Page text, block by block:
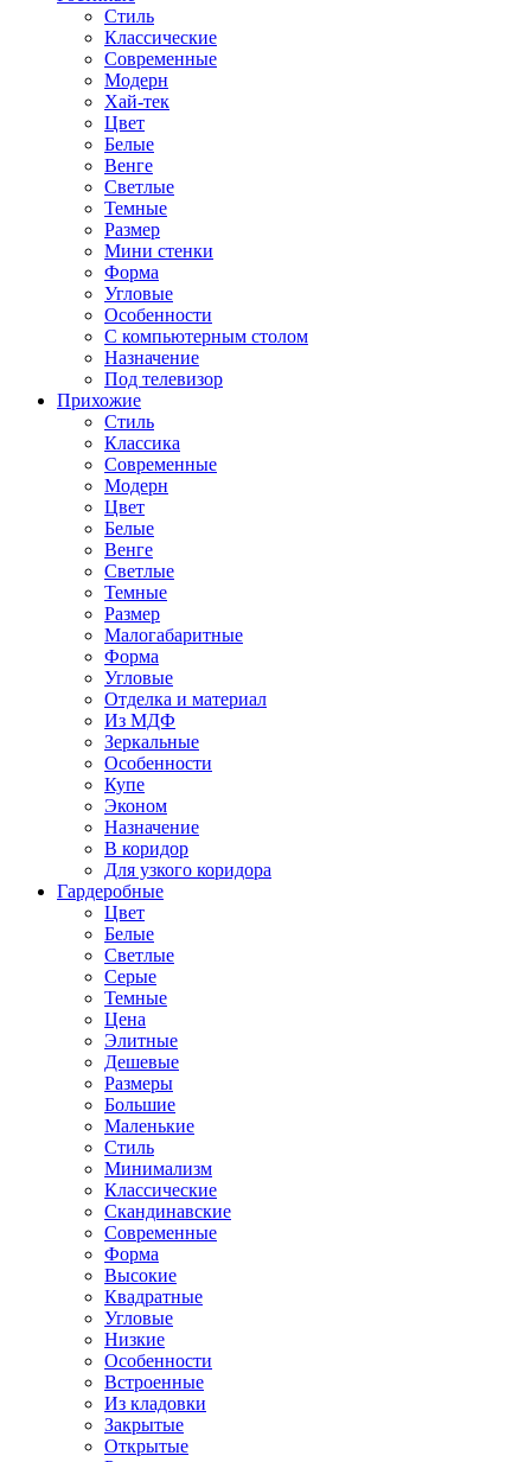
Стиль
Классические
Современные
Модерн
Хай-тек
Цвет
Белые
Венге
Светлые
Темные
Размер
Мини стенки
Форма
Угловые
Особенности
С компьютерным столом
Назначение
Под телевизор
Прихожие
Стиль
Классика
Современные
Модерн
Цвет
Белые
Венге
Светлые
Темные
Размер
Малогабаритные
Форма
Угловые
Отделка и материал
Из МДФ
Зеркальные
Особенности
Купе
Эконом
Назначение
В коридор
Для узкого коридора
Гардеробные
Цвет
Белые
Светлые
Серые
Темные
Цена
Элитные
Дешевые
Размеры
Большие
Маленькие
Стиль
Минимализм
Классические
Скандинавские
Современные
Форма
Высокие
Квадратные
Угловые
Низкие
Особенности
Встроенные
Из кладовки
Закрытые
Открытые